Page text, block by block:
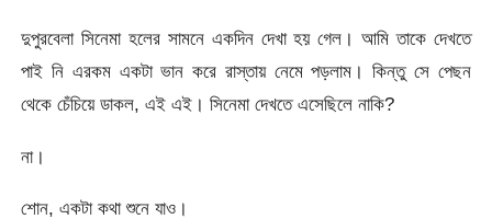
দুপুরবেলা সিনেমা হলের সামনে একদিন দেখা হয় গেল। আমি তাকে দেখতে
পাই নি এরকম একটা ভান করে রাস্তায় নেমে পড়লাম। কিন্তু সে পেছন
থেকে চেঁচিয়ে ডাকল, এই এই। সিনেমা দেখতে এসেছিলে নাকি?
না।
শোন, একটা কথা শুনে যাও।